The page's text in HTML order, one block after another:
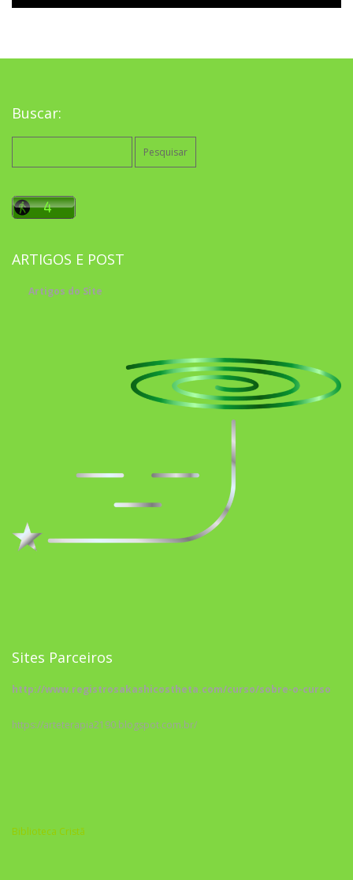
Buscar:
ARTIGOS E POST
Artigos do Site
Sites Parceiros
http://www.registrosakashicostheta.com/curso/sobre-o-curso
https://arteterapia2190.blogspot.com.br/
Biblioteca Cristã